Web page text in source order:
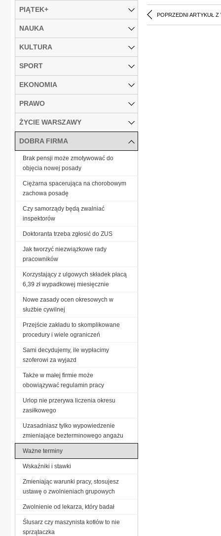
POPRZEDNI ARTYKUŁ Z
PIĄTEK+
NAUKA
KULTURA
SPORT
EKONOMIA
PRAWO
ŻYCIE WARSZAWY
DOBRA FIRMA
Brak pensji może zmotywować do
objęcia nowej posady
Ciężarna spacerująca na chorobowym
zachowa posadę
Czy samorządy będą zwalniać
inspektorów
Doktoranta trzeba zgłosić do ZUS
Jak tworzyć niezwiązkowe rady
pracowników
Korzystający z ulgowych składek płacą
6,39 zł wypadkowej miesięcznie
Nowe zasady ocen okresowych w
służbie cywilnej
Przejście zakładu to skomplikowane
procedury i wiele ograniczeń
Sami decydujemy, ile wypłacimy
szoferowi za wyjazd
Także w małej firmie może
obowiązywać regulamin pracy
Urlop nie przerywa liczenia okresu
zasiłkowego
Uzasadniasz tylko wypowiedzenie
zmieniające bezterminowego angażu
Ważne terminy
Wskaźniki i stawki
Zmieniając warunki pracy, stosujesz
ustawę o zwolnieniach grupowych
Zwolnienie od lekarza, który badał
Ślusarz czy maszynista kotłów to nie
sprzątaczka